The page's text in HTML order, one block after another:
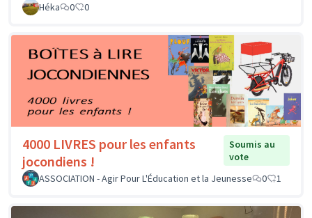
Héka 0 0
4000 LIVRES pour les enfants
jocondiens !
Soumis au
vote
ASSOCIATION - Agir Pour L'Éducation et la Jeunesse
0 1